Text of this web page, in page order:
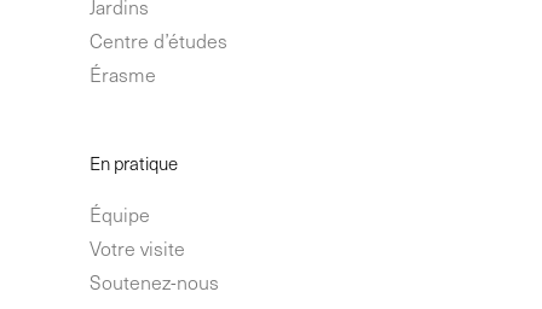
Jardins
Centre d’études
Érasme
En pratique
Équipe
Votre visite
Soutenez-nous